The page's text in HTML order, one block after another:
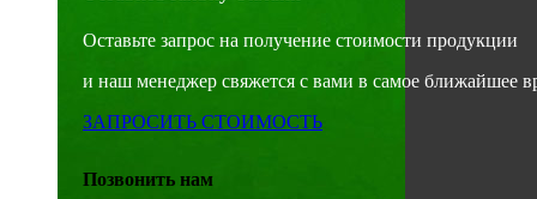
Оставьте запрос на получение стоимости продукции
и наш менеджер свяжется с вами в самое ближайшее
ЗАПРОСИТЬ СТОИМОСТЬ
Позвонить нам